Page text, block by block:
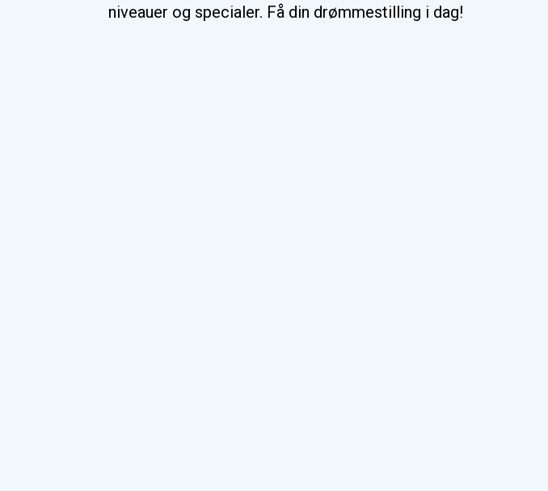
niveauer og specialer. Få din drømmestilling i dag!